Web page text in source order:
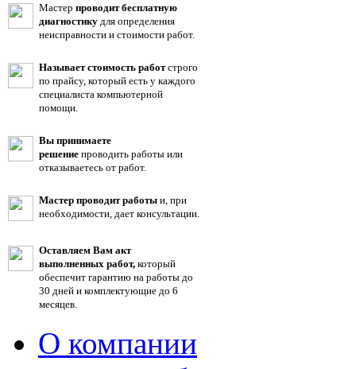
Мастер проводит бесплатную
диагностику для определения
неисправности и стоимости работ.
Называет стоимость работстрого
по прайсу, который есть у каждого
специалиста компьютерной
помощи.
Вы принимаете
решение проводить работы или
отказываетесь от работ.
Мастер проводит работы и, при
необходимости, дает консультации.
Оставляем Вам акт
выполненных работ, который
обеспечит гарантию на работы до
30 дней и комплектующие до 6
месяцев.
О компании